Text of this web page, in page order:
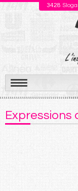
3428
Aller
au
contenu
Expressions